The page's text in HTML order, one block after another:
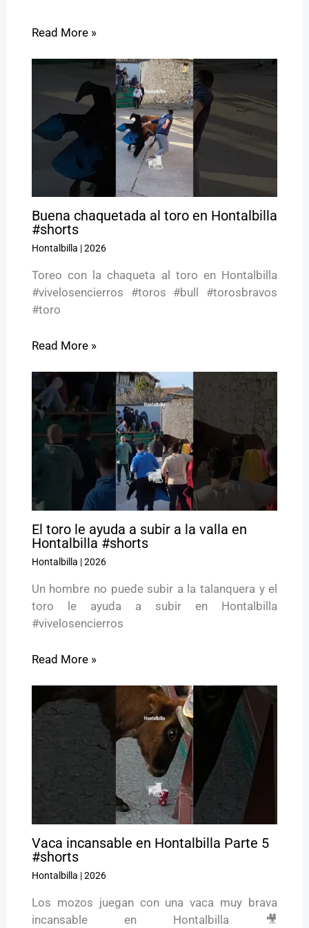
Read More »
Buena chaquetada al toro en Hontalbilla
#shorts
Hontalbilla |2026
Toreo con la chaqueta al toro en Hontalbilla
#vivelosencierros #toros #bull #torosbravos
#toro
Read More »
El toro le ayuda a subir a la valla en
Hontalbilla #shorts
Hontalbilla |2026
Un hombre no puede subir a la talanquera y el
toro le ayuda a subir en Hontalbilla
#vivelosencierros
Read More »
Vaca incansable en Hontalbilla Parte 5
#shorts
Hontalbilla |2026
Los mozos juegan con una vaca muy brava
incansable en Hontalbilla 🎥